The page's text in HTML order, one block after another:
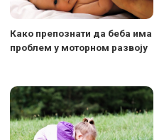
Како препознати да беба има
проблем у моторном развоју